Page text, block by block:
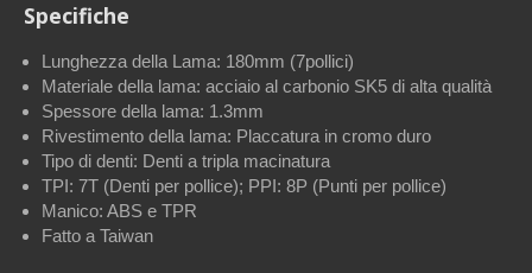
Specifiche
Lunghezza della Lama: 180mm (7pollici)
Materiale della lama: acciaio al carbonio SK5 di alta qualità
Spessore della lama: 1.3mm
Rivestimento della lama: Placcatura in cromo duro
Tipo di denti: Denti a tripla macinatura
TPI: 7T (Denti per pollice); PPI: 8P (Punti per pollice)
Manico: ABS e TPR
Fatto a Taiwan